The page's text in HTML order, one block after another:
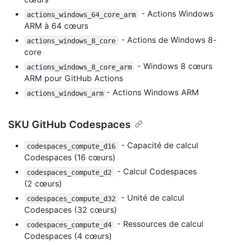
actions_windows_64_core_arm
- Actions Windows
ARM à 64 cœurs
actions_windows_8_core
- Actions de Windows 8-
core
actions_windows_8_core_arm
- Windows 8 cœurs
ARM pour GitHub Actions
actions_windows_arm - Actions Windows ARM
SKU GitHub Codespaces
codespaces_compute_d16
- Capacité de calcul
Codespaces (16 cœurs)
codespaces_compute_d2
- Calcul Codespaces
(2 cœurs)
codespaces_compute_d32
- Unité de calcul
Codespaces (32 cœurs)
codespaces_compute_d4
- Ressources de calcul
Codespaces (4 cœurs)